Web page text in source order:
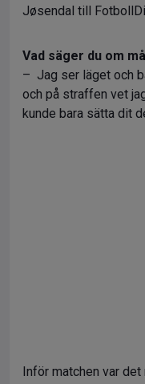
Jøsendal till
Vad säger du om
– Jag ser läget och
och på straffen vet
kunde bara sätta dit
Inför matchen var